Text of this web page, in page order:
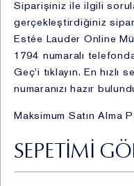
Siparişiniz ile ilgili
gerçekleştirdiğiniz
Estée Lauder Online
1794 numaralı
Geç'i tıklayın. En hızlı
numaranızı hazır
Maksimum Satın Alma
SEPETİMİ
Kişisel Verileriniz
rızanıza binaen veya
verilen diğer hallerde
i. Faaliyetlerin
vergisel ve diğer
bilgisi) (Hukuki sebep: